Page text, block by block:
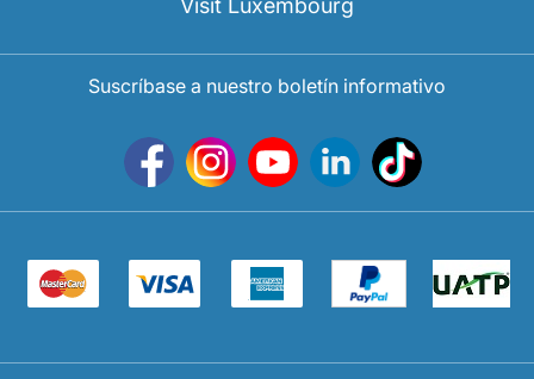
Visit Luxembourg
Suscríbase a nuestro boletín informativo